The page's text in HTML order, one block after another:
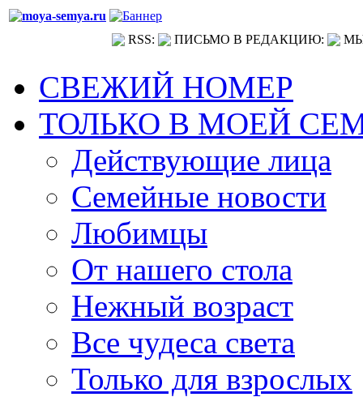
RSS: ПИСЬМО В РЕДАКЦИЮ:
СВЕЖИЙ НОМЕР
ТОЛЬКО В МОЕЙ
Действующие лица
Семейные новости
Любимцы
От нашего стола
Нежный возраст
Все чудеса света
Только для взрослых